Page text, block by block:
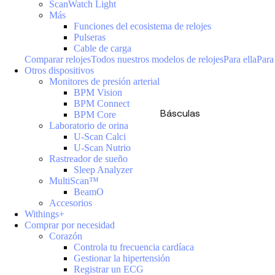
Básculas
ScanWatch Light
Más
Funciones del ecosistema de relojes
Pulseras
Cable de carga
Comparar relojesTodos nuestros modelos de relojesPara ella
Otros dispositivos
Monitores de presión arterial
BPM Vision
BPM Connect
BPM Core
Laboratorio de orina
U-Scan Calci
U-Scan Nutrio
Rastreador de sueño
Sleep Analyzer
MultiScan™
BeamO
Accesorios
Withings+
Comprar por necesidad
Corazón
Controla tu frecuencia cardíaca
Gestionar la hipertensión
Registrar un ECG